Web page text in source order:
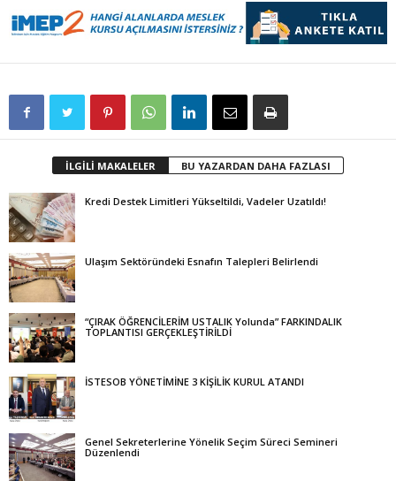
İLGİLİ MAKALELER BU YAZARDAN DAHA FAZLASI
Kredi Destek Limitleri Yükseltildi, Vadeler Uzatıldı!
Ulaşım Sektöründeki Esnafın Talepleri Belirlendi
“ÇIRAK ÖĞRENCİLERİM USTALIK Yolunda” FARKINDALIK
TOPLANTISI GERÇEKLEŞTİRİLDİ
İSTESOB YÖNETİMİNE 3 KİŞİLİK KURUL ATANDI
Genel Sekreterlerine Yönelik Seçim Süreci Semineri
Düzenlendi